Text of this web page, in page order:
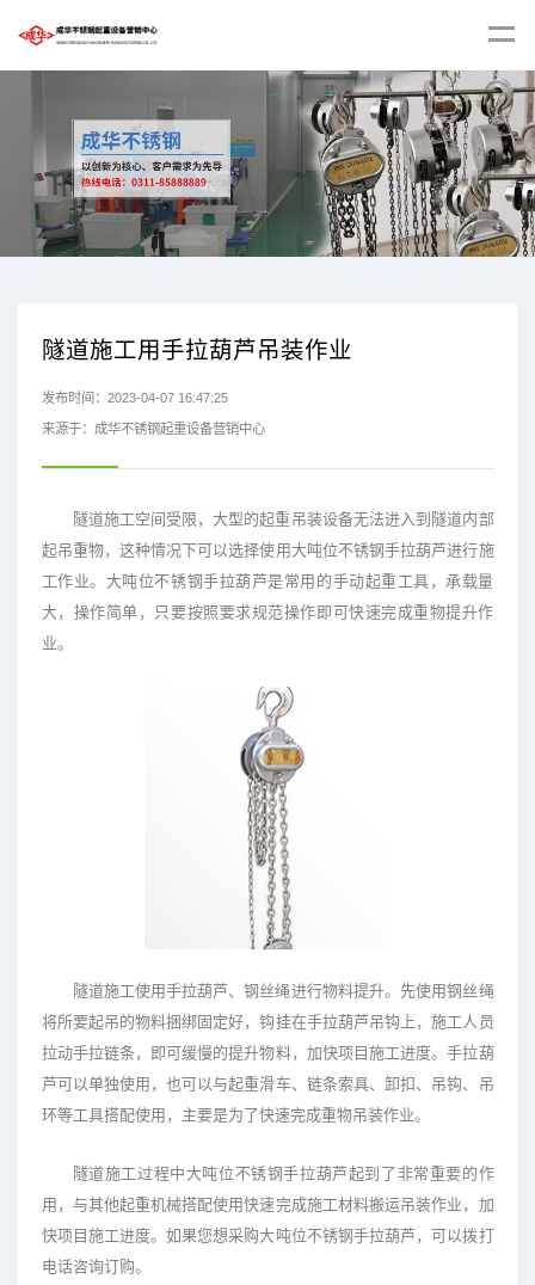
隧道施工用手拉葫芦吊装作业
发布时间：2023-04-07 16:47:25
来源于：成华不锈钢起重设备营销中心
隧道施工空间受限，大型的起重吊装设备无法进入到隧道内部
起吊重物，这种情况下可以选择使用大吨位不锈钢手拉葫芦进行施
工作业。大吨位不锈钢手拉葫芦是常用的手动起重工具，承载量
大，操作简单，只要按照要求规范操作即可快速完成重物提升作
业。
隧道施工使用手拉葫芦、钢丝绳进行物料提升。先使用钢丝绳
将所要起吊的物料捆绑固定好，钩挂在手拉葫芦吊钩上，施工人员
拉动手拉链条，即可缓慢的提升物料，加快项目施工进度。手拉葫
芦可以单独使用，也可以与起重滑车、链条索具、卸扣、吊钩、吊
环等工具搭配使用，主要是为了快速完成重物吊装作业。
隧道施工过程中大吨位不锈钢手拉葫芦起到了非常重要的作
用，与其他起重机械搭配使用快速完成施工材料搬运吊装作业，加
快项目施工进度。如果您想采购大吨位不锈钢手拉葫芦，可以拨打
电话咨询订购。